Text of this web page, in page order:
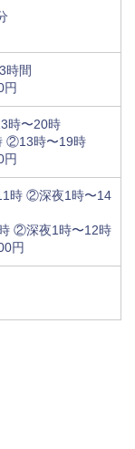
時間
円
時〜20時
②13時〜19時
円
時 ②深夜1時〜14
②深夜1時〜12時
円